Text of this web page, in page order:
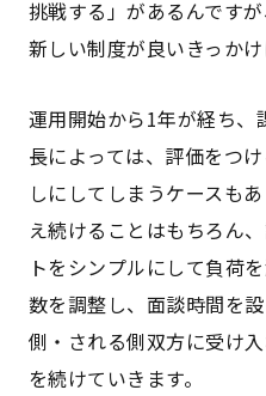
挑戦する」があるんです
新しい制度が良いきっか
運用開始から1年が経ち、
長によっては、評価をつ
しにしてしまうケースも
え続けることはもちろん
トをシンプルにして負荷
数を調整し、面談時間を
側・される側双方に受け
を続けていきます。